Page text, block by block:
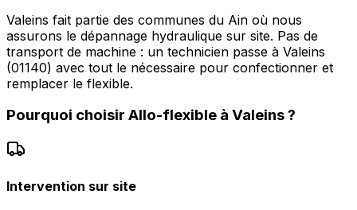
Valeins fait partie des communes du Ain où nous
assurons le dépannage hydraulique sur site. Pas de
transport de machine : un technicien passe à Valeins
(01140) avec tout le nécessaire pour confectionner et
remplacer le flexible.
Pourquoi choisir Allo-flexible à Valeins?
Intervention sur site